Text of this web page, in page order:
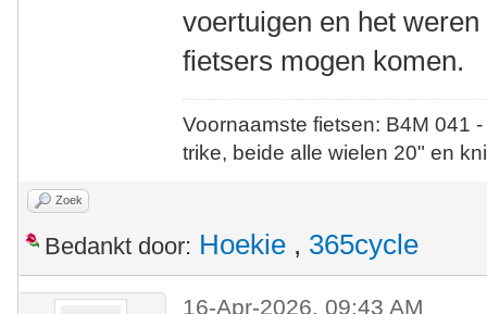
voertuigen en het
fietsers mogen komen.
Voornaamste fietsen: B4M
trike, beide alle wielen 20" en
Zoek
Bedankt door: Hoekie , 365cycle
16-Apr-2026, 09:43 AM